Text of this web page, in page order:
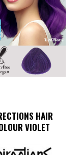
HAIR
VIOLET